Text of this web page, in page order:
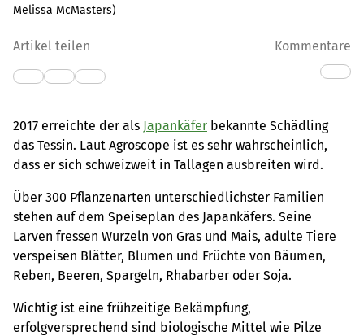
Melissa McMasters)
Artikel teilen Kommentare
2017 erreichte der als Japankäfer bekannte Schädling
das Tessin. Laut Agroscope ist es sehr wahrscheinlich,
dass er sich schweizweit in Tallagen ausbreiten wird.
Über 300 Pflanzenarten unterschiedlichster Familien
stehen auf dem Speiseplan des Japankäfers. Seine
Larven fressen Wurzeln von Gras und Mais, adulte Tiere
verspeisen Blätter, Blumen und Früchte von Bäumen,
Reben, Beeren, Spargeln, Rhabarber oder Soja.
Wichtig ist eine frühzeitige Bekämpfung,
erfolgversprechend sind biologische Mittel wie Pilze